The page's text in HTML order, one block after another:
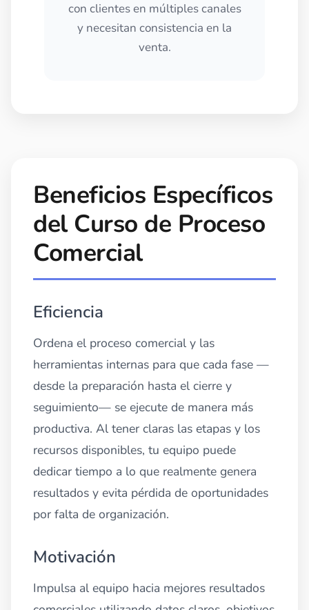
con clientes en múltiples canales
y necesitan consistencia en la
venta.
Beneficios Específicos
del Curso de Proceso
Comercial
Eficiencia
Ordena el proceso comercial y las
herramientas internas para que cada fase —
desde la preparación hasta el cierre y
seguimiento— se ejecute de manera más
productiva. Al tener claras las etapas y los
recursos disponibles, tu equipo puede
dedicar tiempo a lo que realmente genera
resultados y evita pérdida de oportunidades
por falta de organización.
Motivación
Impulsa al equipo hacia mejores resultados